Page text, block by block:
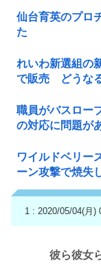
仙台育英のプロ
た
れいわ新選組の
で販売 どうな
職員がバスロー
の対応に問題が
ワイルドベリー
ーン攻撃で焼失
1 : 2020/05/04(月)
彼ら彼女